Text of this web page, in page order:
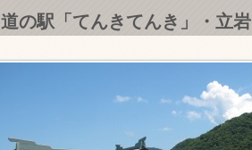
道の駅「てんきてんき」・立岩